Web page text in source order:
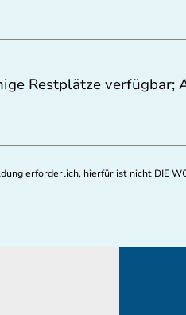
Restplätze verfügbar;
erforderlich, hierfür ist nicht DIE